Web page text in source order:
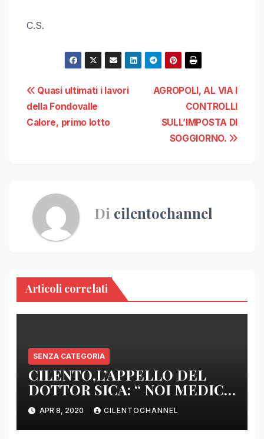
C.S.
Navigazione
articoli
AGROPOLI, AL VIA I
CONTROLLI
SULL’IMPOSTA DI
SOGGIORNO.
Quasi ultimati i lavori
della Fondovalle
Calore, primo lotto
Di cilentochannel
Articoli correlati
SENZA CATEGORIA
CILENTO,L’APPELLO DEL
DOTTOR SICA: “ NOI MEDICI
DI BASE SIAMO SENZA ARMI
E SENZA PRESIDI”
APR 8, 2020 CILENTOCHANNEL